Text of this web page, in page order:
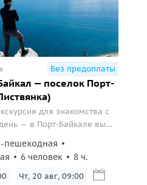
Без предоплаты
— поселок Порт-
для знакомства с
— в Порт-Байкале вы
видами самого большого
пешеходная
6 человек 8 ч.
Чт, 20 авг, 09:00